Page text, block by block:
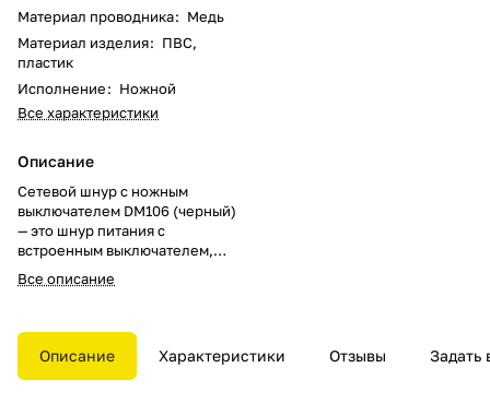
Материал проводника: Медь
Материал изделия: ПВС,
пластик
Исполнение: Ножной
Все характеристики
Описание
Сетевой шнур с ножным
выключателем DM106 (черный)
— это шнур питания с
встроенным выключателем,
который позволяет удобно
включать и выключать
помощью ног. Такой шнур
идеально подходит для
использования в тех случаях,
Все описание
Описание Характеристики Отзывы Задать